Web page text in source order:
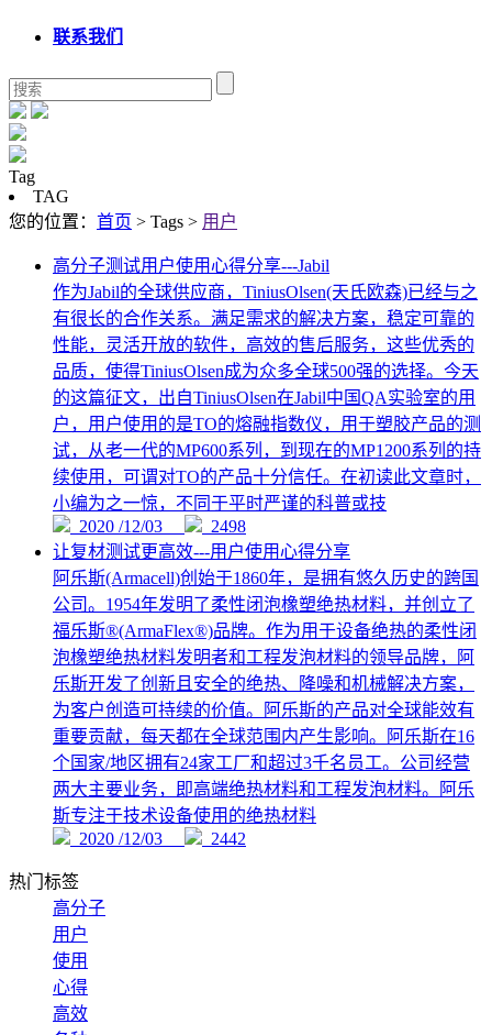
联系我们
Tag
TAG
您的位置： 首页 > Tags > 用户
高分子测试用户使用心得分享---Jabil
作为Jabil的全球供应商，TiniusOlsen(天氏欧森)已经与之
有很长的合作关系。满足需求的解决方案，稳定可靠的
性能，灵活开放的软件，高效的售后服务，这些优秀的
品质，使得TiniusOlsen成为众多全球500强的选择。今天
的这篇征文，出自TiniusOlsen在Jabil中国QA实验室的用
户，用户使用的是TO的熔融指数仪，用于塑胶产品的测
试，从老一代的MP600系列，到现在的MP1200系列的持
续使用，可谓对TO的产品十分信任。在初读此文章时，
小编为之一惊，不同于平时严谨的科普或技
2020 /12/03
2498
让复材测试更高效---用户使用心得分享
阿乐斯(Armacell)创始于1860年，是拥有悠久历史的跨国
公司。1954年发明了柔性闭泡橡塑绝热材料，并创立了
福乐斯®(ArmaFlex®)品牌。作为用于设备绝热的柔性闭
泡橡塑绝热材料发明者和工程发泡材料的领导品牌，阿
乐斯开发了创新且安全的绝热、降噪和机械解决方案，
为客户创造可持续的价值。阿乐斯的产品对全球能效有
重要贡献，每天都在全球范围内产生影响。阿乐斯在16
个国家/地区拥有24家工厂和超过3千名员工。公司经营
两大主要业务，即高端绝热材料和工程发泡材料。阿乐
斯专注于技术设备使用的绝热材料
2020 /12/03
2442
热门标签
高分子
用户
使用
心得
高效